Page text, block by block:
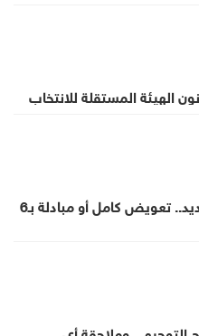
الهيئة المستقلة للانتخاب
لا ربع قانوني على أراضي سكة الحديد.. تعويض كامل أو مبادلة بـ6